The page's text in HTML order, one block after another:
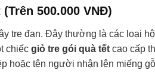
500.000 VNĐ)
tre đan. Đây thường là các loại
chiếc giỏ tre gói quà tết cao cấp
hoặc tên người nhận lên miếng